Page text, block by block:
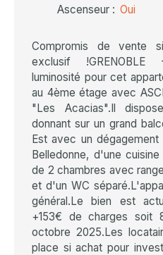
Ascenseur : Oui
Compromis de vente
exclusif
luminosité pour cet
au 4ème étage avec
"Les Acacias".Il
donnant sur un grand
Est avec un
Belledonne, d'une
de 2 chambres avec
et d'un WC
général.Le bien est
+153€ de charges soit
octobre 2025.Les
place si achat pour